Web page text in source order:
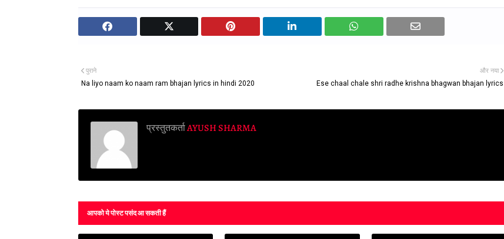
और नया
Ese chaal chale shri radhe krishna bhagwan bhajan lyrics
पुराने
Na liyo naam ko naam ram bhajan lyrics in hindi 2020
प्रस्तुतकर्ताAYUSH SHARMA
आपको ये पोस्ट पसंद आ सकती हैं